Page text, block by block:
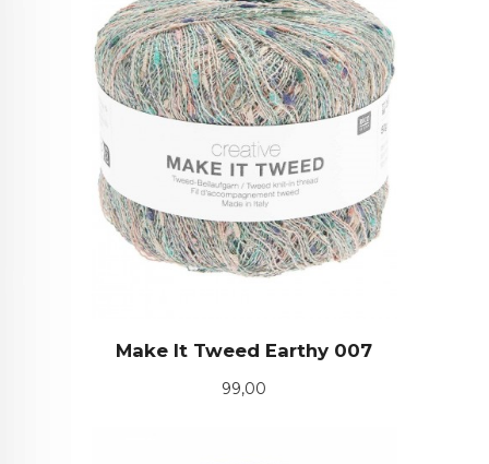
Make It Tweed Earthy 007
Pris
99,00